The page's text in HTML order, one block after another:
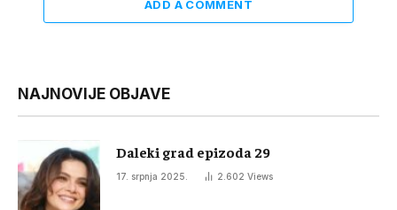
ADD A COMMENT
NAJNOVIJE OBJAVE
Daleki grad epizoda 29
17. srpnja 2025. 2.602 Views